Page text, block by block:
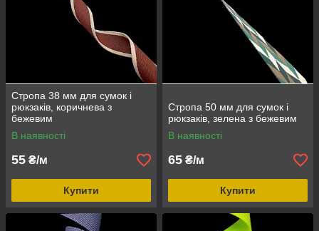
Стропа 38 мм для сумок і
рюкзаків, коричнева з
бежевим
В наявності
55 ₴/м
Купити
Стропа 50 мм для сумок і
рюкзаків, зелена з бежевим
В наявності
65 ₴/м
Купити